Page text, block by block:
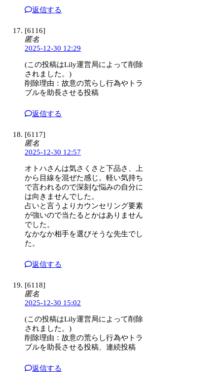
返信する
[6116]
匿名
2025-12-30 12:29
(この投稿はLily運営局によって削除
されました。)
削除理由：故意の荒らし行為やトラ
ブルを助長させる投稿
返信する
[6117]
匿名
2025-12-30 12:57
オトハさんは気さくさと下品さ、上
から目線を混ぜた感じ。軽い気持ち
で言われるので深刻な悩みの自分に
は向きませんでした。
占いと言うよりカウンセリング要素
が強いので当たるとかはありません
でした。
なかなか相手を選びそうな先生でし
た。
返信する
[6118]
匿名
2025-12-30 15:02
(この投稿はLily運営局によって削除
されました。)
削除理由：故意の荒らし行為やトラ
ブルを助長させる投稿、連続投稿
返信する